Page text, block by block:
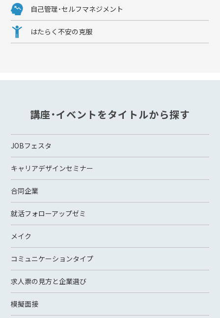
自己管理・セルフマネジメント
はたらく不安の克服
講座・イベントをタイトルから探す
JOBフェスタ
キャリアデザインセミナー
合同企業
就活フォローアップゼミ
メイク
コミュニケーションタイプ
求人票の見方と企業選び
模擬面接